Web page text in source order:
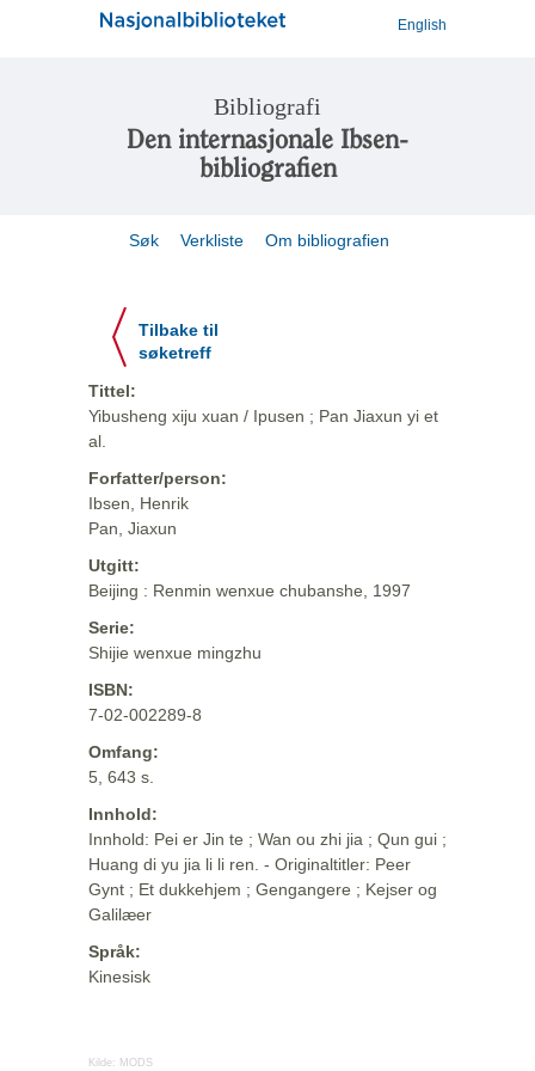
English
Bibliografi
Den internasjonale Ibsen-
bibliografien
Søk Verkliste Om bibliografien
Tilbake til
søketreff
Tittel:
Yibusheng xiju xuan / Ipusen ; Pan Jiaxun yi et
al.
Forfatter/person:
Ibsen, Henrik
Pan, Jiaxun
Utgitt:
Beijing : Renmin wenxue chubanshe, 1997
Serie:
Shijie wenxue mingzhu
ISBN:
7-02-002289-8
Omfang:
5, 643 s.
Innhold:
Innhold: Pei er Jin te ; Wan ou zhi jia ; Qun gui ;
Huang di yu jia li li ren. - Originaltitler: Peer
Gynt ; Et dukkehjem ; Gengangere ; Kejser og
Galilæer
Språk:
Kinesisk
Kilde: MODS